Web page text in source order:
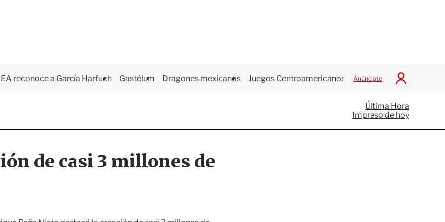
reconoce a García Harfuch Gastélum Dragones mexicanos Juegos Centroamericanos Anúnciate
I
c
i
a
Última Hora
Impreso de hoy
de casi 3 millones de